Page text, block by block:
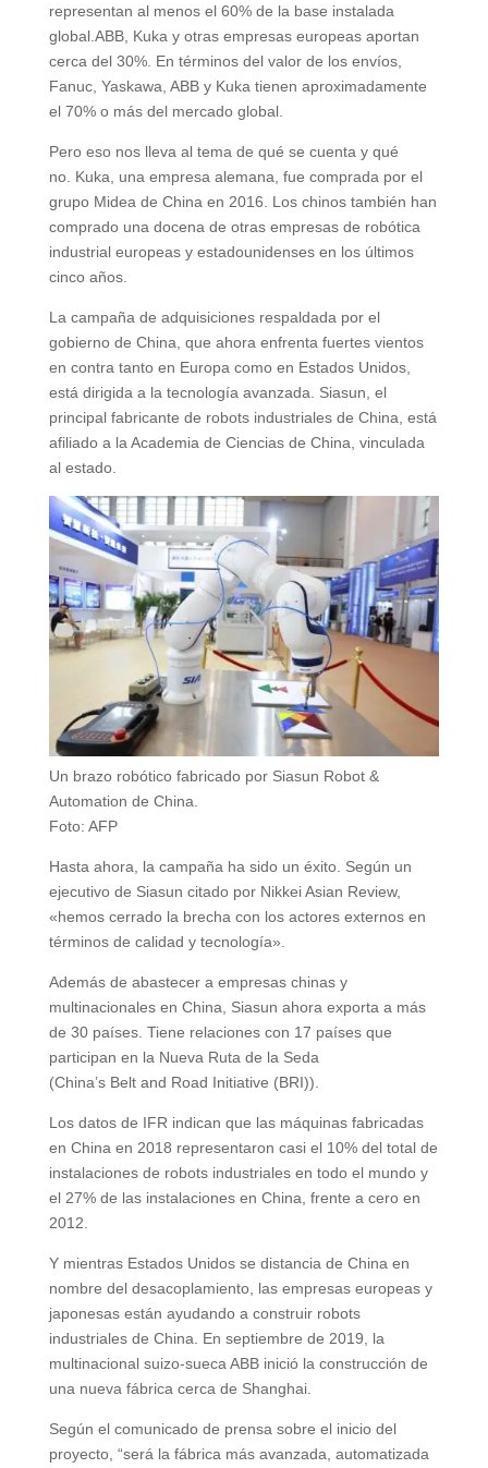
representan al menos el 60% de la base instalada
global.ABB, Kuka y otras empresas europeas aportan
cerca del 30%. En términos del valor de los envíos,
Fanuc, Yaskawa, ABB y Kuka tienen aproximadamente
el 70% o más del mercado global.
Pero eso nos lleva al tema de qué se cuenta y qué
no. Kuka, una empresa alemana, fue comprada por el
grupo Midea de China en 2016. Los chinos también han
comprado una docena de otras empresas de robótica
industrial europeas y estadounidenses en los últimos
cinco años.
La campaña de adquisiciones respaldada por el
gobierno de China, que ahora enfrenta fuertes vientos
en contra tanto en Europa como en Estados Unidos,
está dirigida a la tecnología avanzada. Siasun, el
principal fabricante de robots industriales de China, está
afiliado a la Academia de Ciencias de China, vinculada
al estado.
Un brazo robótico fabricado por Siasun Robot &
Automation de China.
Foto: AFP
Hasta ahora, la campaña ha sido un éxito. Según un
ejecutivo de Siasun citado por Nikkei Asian Review,
«hemos cerrado la brecha con los actores externos en
términos de calidad y tecnología».
Además de abastecer a empresas chinas y
multinacionales en China, Siasun ahora exporta a más
de 30 países. Tiene relaciones con 17 países que
participan en la Nueva Ruta de la Seda
(China’s Belt and Road Initiative (BRI)).
Los datos de IFR indican que las máquinas fabricadas
en China en 2018 representaron casi el 10% del total de
instalaciones de robots industriales en todo el mundo y
el 27% de las instalaciones en China, frente a cero en
2012.
Y mientras Estados Unidos se distancia de China en
nombre del desacoplamiento, las empresas europeas y
japonesas están ayudando a construir robots
industriales de China. En septiembre de 2019, la
multinacional suizo-sueca ABB inició la construcción de
una nueva fábrica cerca de Shanghai.
Según el comunicado de prensa sobre el inicio del
proyecto, “será la fábrica más avanzada, automatizada